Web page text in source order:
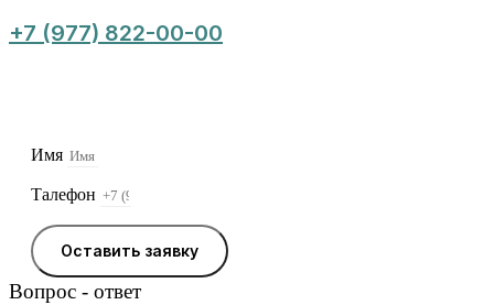
+7 (977) 822-00-00
Имя
Талефон
Оставить заявку
Вопрос - ответ